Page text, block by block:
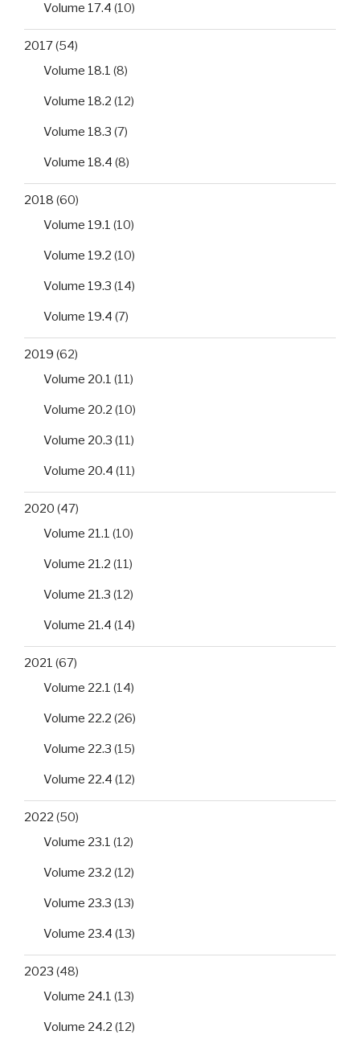
Volume 17.4 (10)
2017(54)
Volume 18.1 (8)
Volume 18.2 (12)
Volume 18.3 (7)
Volume 18.4 (8)
2018 (60)
Volume 19.1 (10)
Volume 19.2 (10)
Volume 19.3 (14)
Volume 19.4 (7)
2019 (62)
Volume 20.1 (11)
Volume 20.2 (10)
Volume 20.3 (11)
Volume 20.4 (11)
2020 (47)
Volume 21.1 (10)
Volume 21.2 (11)
Volume 21.3 (12)
Volume 21.4 (14)
2021 (67)
Volume 22.1 (14)
Volume 22.2 (26)
Volume 22.3 (15)
Volume 22.4 (12)
2022 (50)
Volume 23.1 (12)
Volume 23.2 (12)
Volume 23.3 (13)
Volume 23.4 (13)
2023 (48)
Volume 24.1 (13)
Volume 24.2 (12)